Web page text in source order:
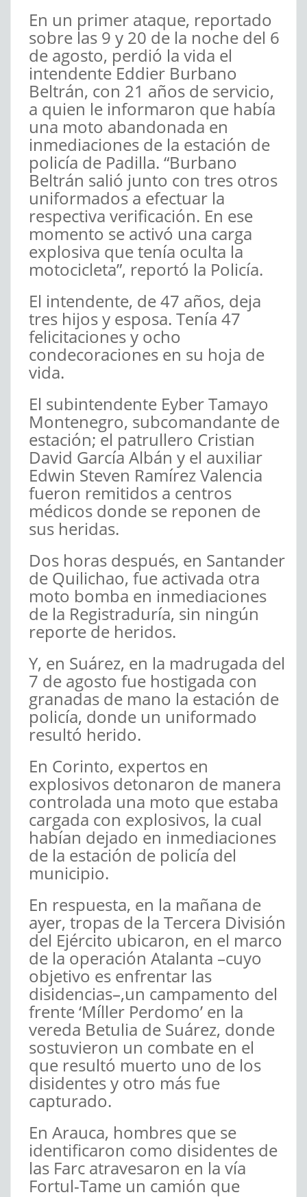
En un primer ataque, reportado
sobre las 9 y 20 de la noche del 6
de agosto, perdió la vida el
intendente Eddier Burbano
Beltrán, con 21 años de servicio,
a quien le informaron que había
una moto abandonada en
inmediaciones de la estación de
policía de Padilla. “Burbano
Beltrán salió junto con tres otros
uniformados a efectuar la
respectiva verificación. En ese
momento se activó una carga
explosiva que tenía oculta la
motocicleta”, reportó la Policía.
El intendente, de 47 años, deja
tres hijos y esposa. Tenía 47
felicitaciones y ocho
condecoraciones en su hoja de
vida.
El subintendente Eyber Tamayo
Montenegro, subcomandante de
estación; el patrullero Cristian
David García Albán y el auxiliar
Edwin Steven Ramírez Valencia
fueron remitidos a centros
médicos donde se reponen de
sus heridas.
Dos horas después, en Santander
de Quilichao, fue activada otra
moto bomba en inmediaciones
de la Registraduría, sin ningún
reporte de heridos.
Y, en Suárez, en la madrugada del
7 de agosto fue hostigada con
granadas de mano la estación de
policía, donde un uniformado
resultó herido.
En Corinto, expertos en
explosivos detonaron de manera
controlada una moto que estaba
cargada con explosivos, la cual
habían dejado en inmediaciones
de la estación de policía del
municipio.
En respuesta, en la mañana de
ayer, tropas de la Tercera División
del Ejército ubicaron, en el marco
de la operación Atalanta –cuyo
objetivo es enfrentar las
disidencias–,un campamento del
frente ‘Míller Perdomo’ en la
vereda Betulia de Suárez, donde
sostuvieron un combate en el
que resultó muerto uno de los
disidentes y otro más fue
capturado.
En Arauca, hombres que se
identificaron como disidentes de
las Farc atravesaron en la vía
Fortul-Tame un camión que